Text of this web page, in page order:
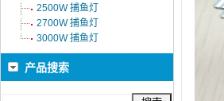
2500W 捕鱼灯
2700W 捕鱼灯
3000W 捕鱼灯
产品搜索